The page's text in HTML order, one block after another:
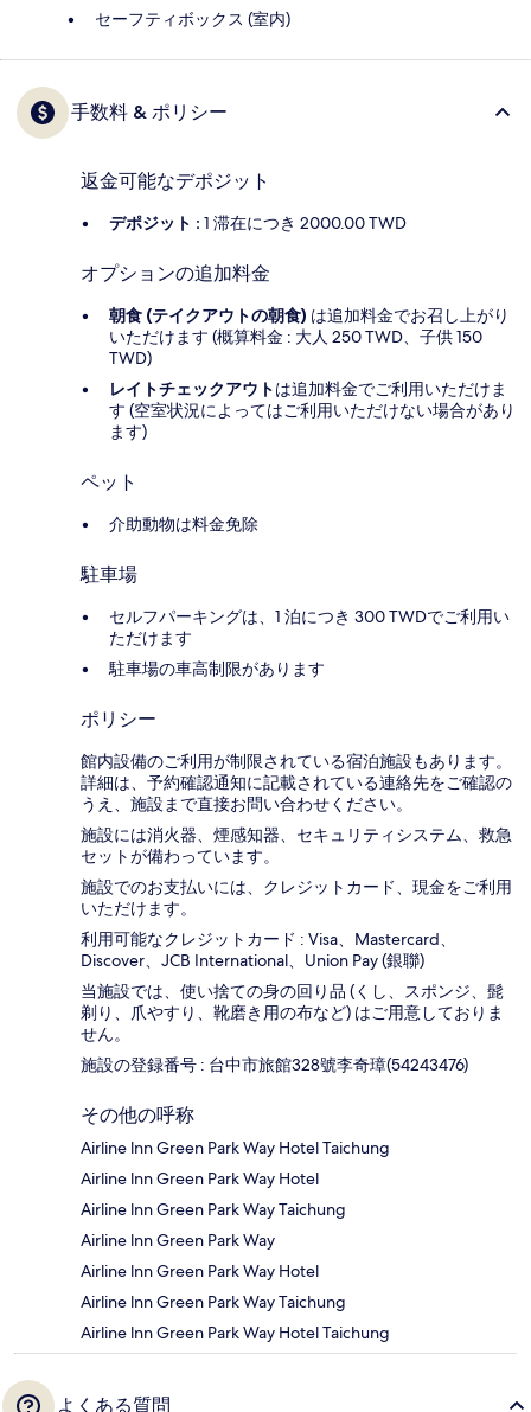
セーフティボックス (室内)
手数料 & ポリシー
返金可能なデポジット
デポジット : 1 滞在につき 2000.00 TWD
オプションの追加料金
朝食 (テイクアウトの朝食) は追加料金でお召し上がり
いただけます (概算料金 : 大人 250 TWD、子供 150
TWD)
レイトチェックアウトは追加料金でご利用いただけま
す (空室状況によってはご利用いただけない場合があり
ます)
ペット
介助動物は料金免除
駐車場
セルフパーキングは、1 泊につき 300 TWDでご利用い
ただけます
駐車場の車高制限があります
ポリシー
館内設備のご利用が制限されている宿泊施設もあります。
詳細は、予約確認通知に記載されている連絡先をご確認の
うえ、施設まで直接お問い合わせください。
施設には消火器、煙感知器、セキュリティシステム、救急
セットが備わっています。
施設でのお支払いには、クレジットカード、現金をご利用
いただけます。
利用可能なクレジットカード : Visa、Mastercard、
Discover、JCB International、Union Pay (銀聯)
当施設では、使い捨ての身の回り品 (くし、スポンジ、髭
剃り、爪やすり、靴磨き用の布など) はご用意しておりま
せん。
施設の登録番号 : 台中市旅館328號李奇璋(54243476)
その他の呼称
Airline lnn Green Park Way Hotel Taichung
Airline lnn Green Park Way Hotel
Airline lnn Green Park Way Taichung
Airline lnn Green Park Way
Airline lnn Green Park Way Hotel
Airline lnn Green Park Way Taichung
Airline lnn Green Park Way Hotel Taichung
よくある質問